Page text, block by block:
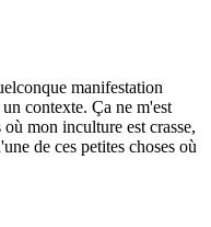
manifestation
contexte. Ça ne m'est
mon inculture est crasse,
de ces petites choses où